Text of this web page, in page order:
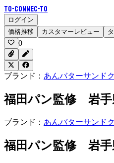
To-Connec-TO
ログイン
価格推移
カスタマーレビュー
0
ブランド： あんバターサンド
福田パン監修 岩手
ブランド： あんバターサンド
福田パン監修 岩手